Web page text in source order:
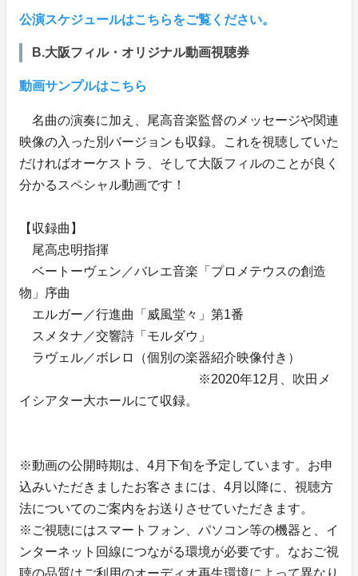
公演スケジュールはこちらをご覧ください。
B.大阪フィル・オリジナル動画視聴券
動画サンプルはこちら
名曲の演奏に加え、尾高音楽監督のメッセージや関連
映像の入った別バージョンも収録。これを視聴していた
だければオーケストラ、そして大阪フィルのことが良く
分かるスペシャル動画です！
【収録曲】
尾高忠明指揮
ベートーヴェン／バレエ音楽「プロメテウスの創造
物」序曲
エルガー／行進曲「威風堂々」第1番
スメタナ／交響詩「モルダウ」
ラヴェル／ボレロ（個別の楽器紹介映像付き）
※2020年12月、吹田メ
イシアター大ホールにて収録。
※動画の公開時期は、4月下旬を予定しています。お申
込みいただきましたお客さまには、4月以降に、視聴方
法についてのご案内をお送りさせていただきます。
※ご視聴にはスマートフォン、パソコン等の機器と、イ
ンターネット回線につながる環境が必要です。なおご視